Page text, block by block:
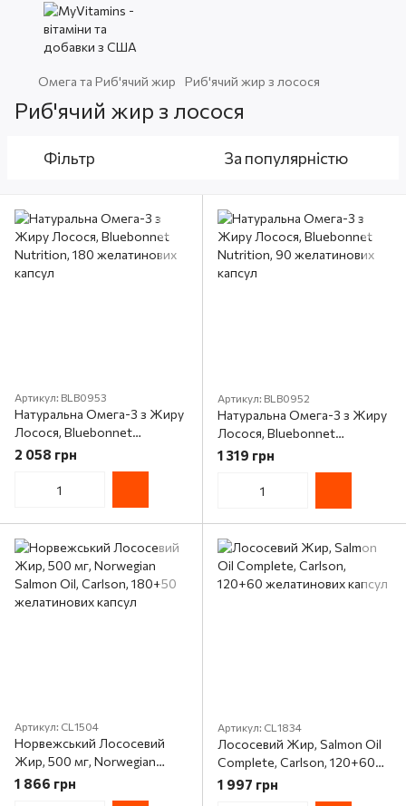
Омега та Риб'ячий жир Риб'ячий жир з лосося
Риб'ячий жир з лосося
Фільтр За популярністю
Артикул: BLB0953
Натуральна Омега-3 з Жиру
Лосося, Bluebonnet
Nutrition, 180 желатинових
2 058 грн
Артикул: BLB0952
Натуральна Омега-3 з Жиру
Лосося, Bluebonnet
Nutrition, 90 желатинових
1 319 грн
Артикул: CL1504
Норвежський Лососевий
Жир, 500 мг, Norwegian
Salmon Oil, Carlson, 180+50
желатинових капсул
1 866 грн
Артикул: CL1834
Лососевий Жир, Salmon Oil
Complete, Carlson, 120+60
желатинових капсул
1 997 грн